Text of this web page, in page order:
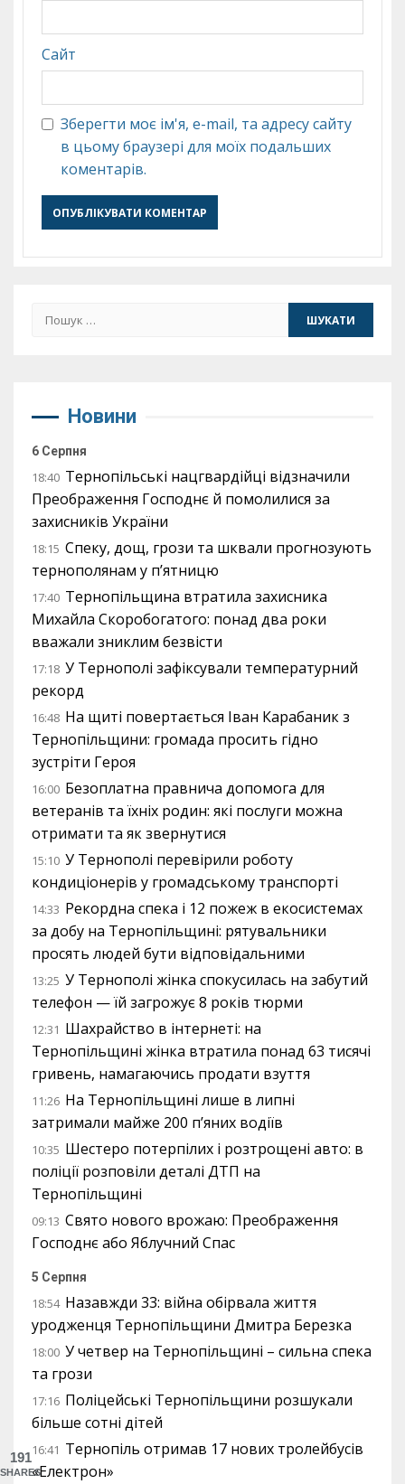
Сайт
Зберегти моє ім'я, e-mail, та адресу сайту
в цьому браузері для моїх подальших
коментарів.
Пошук:
Новини
6 Серпня
18:40 Тернопільські нацгвардійці відзначили
Преображення Господнє й помолилися за
захисників України
18:15 Спеку, дощ, грози та шквали прогнозують
тернополянам у п’ятницю
17:40 Тернопільщина втратила захисника
Михайла Скоробогатого: понад два роки
вважали зниклим безвісти
17:18 У Тернополі зафіксували температурний
рекорд
16:48 На щиті повертається Іван Карабаник з
Тернопільщини: громада просить гідно
зустріти Героя
16:00 Безоплатна правнича допомога для
ветеранів та їхніх родин: які послуги можна
отримати та як звернутися
15:10 У Тернополі перевірили роботу
кондиціонерів у громадському транспорті
14:33 Рекордна спека і 12 пожеж в екосистемах
за добу на Тернопільщині: рятувальники
просять людей бути відповідальними
13:25 У Тернополі жінка спокусилась на забутий
телефон — їй загрожує 8 років тюрми
12:31 Шахрайство в інтернеті: на
Тернопільщині жінка втратила понад 63 тисячі
гривень, намагаючись продати взуття
11:26 На Тернопільщині лише в липні
затримали майже 200 п’яних водіїв
10:35 Шестеро потерпілих і розтрощені авто: в
поліції розповіли деталі ДТП на
Тернопільщині
09:13 Свято нового врожаю: Преображення
Господнє або Яблучний Спас
5 Серпня
18:54 Назавжди 33: війна обірвала життя
уродженця Тернопільщини Дмитра Березка
18:00 У четвер на Тернопільщині – сильна спека
та грози
17:16 Поліцейські Тернопільщини розшукали
більше сотні дітей
16:41 Тернопіль отримав 17 нових тролейбусів
«Електрон»
191
SHARES